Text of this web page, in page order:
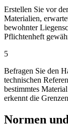
Erstellen Sie vor
Materialien,
bewohnter
Pflichtenheft
5
Befragen Sie den
technischen
bestimmtes
erkennt die
Normen